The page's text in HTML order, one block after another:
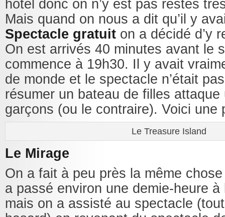
hôtel donc on n’y est pas restés
Mais quand on nous a dit qu’il y
Spectacle gratuit on a décidé d’y
On est arrivés 40 minutes avant le
commence à 19h30. Il y avait
de monde et le spectacle n’était
résumer un bateau de filles attaque
garçons (ou le contraire). Voici une
Le Treasure Island
Le Mirage
On a fait à peu près la même
a passé environ une demie-heure à
mais on a assisté au spectacle